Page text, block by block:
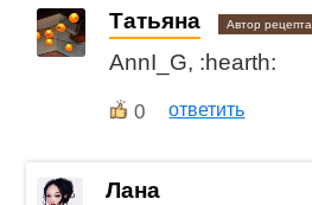
Татьяна Автор рецепта
AnnI_G, :hearth:
0 ответить
Лана